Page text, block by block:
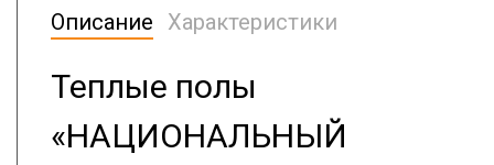
Описание Характеристики
Теплые полы
«НАЦИОНАЛЬНЫЙ